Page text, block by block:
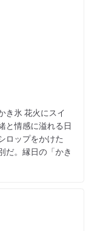
き氷 花火にスイ
と情感に溢れる日
ロップをかけた
だ。縁日の「かき